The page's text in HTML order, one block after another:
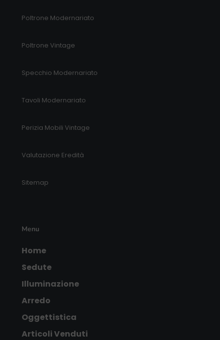
Poltrone Modernariato
Poltrone Vintage
Specchio Modernariato
Tavoli Modernariato
Perizia Mobili Vintage
Valutazione Eredità
Sitemap
Menu
Home
Sedute
Illuminazione
Arredo
Oggettistica
Articoli Venduti